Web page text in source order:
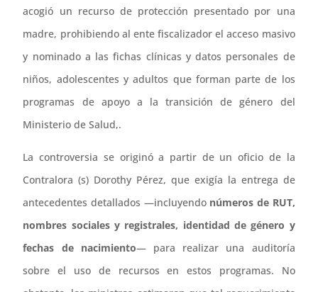
acogió un recurso de protección presentado por una
madre, prohibiendo al ente fiscalizador el acceso masivo
y nominado a las fichas clínicas y datos personales de
niños, adolescentes y adultos que forman parte de los
programas de apoyo a la transición de género del
Ministerio de Salud,.
La controversia se originó a partir de un oficio de la
Contralora (s) Dorothy Pérez, que exigía la entrega de
antecedentes detallados —incluyendo números de RUT,
nombres sociales y registrales, identidad de género y
fechas de nacimiento— para realizar una auditoría
sobre el uso de recursos en estos programas. No